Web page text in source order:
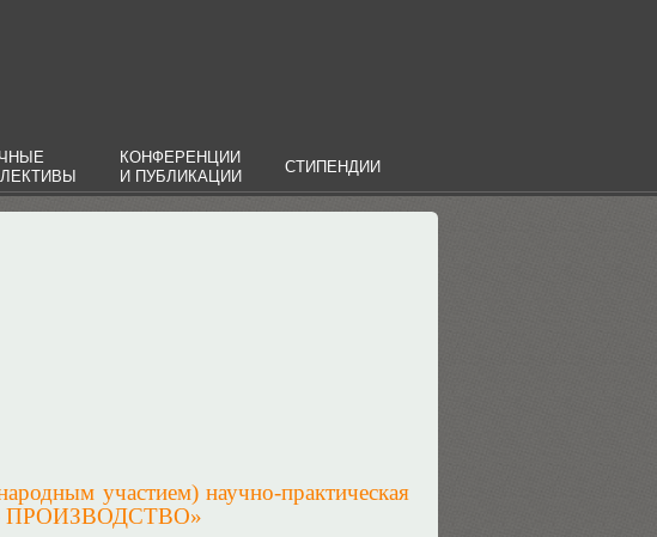
КОНФЕРЕНЦИИ
И ПУБЛИКАЦИИ
СТИПЕНДИИ
участием) научно-практическая
ПРОИЗВОДСТВО»